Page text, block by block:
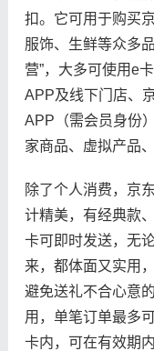
扣。它可用于购买
服饰、生鲜等众多
营”，大多可使用e
APP及线下门店、
APP（需会员身份
家商品、虚拟产品
除了个人消费，京
计精美，有经典款
卡可即时发送，无
来，都体面又实用
避免送礼不合心意
用，单笔订单最多
卡内，可在有效期